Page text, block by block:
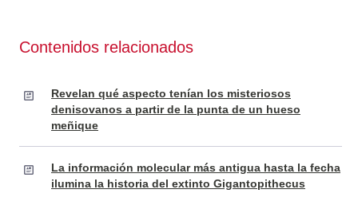
Contenidos relacionados
Revelan qué aspecto tenían los misteriosos
denisovanos a partir de la punta de un hueso
meñique
La información molecular más antigua hasta la fecha
ilumina la historia del extinto Gigantopithecus